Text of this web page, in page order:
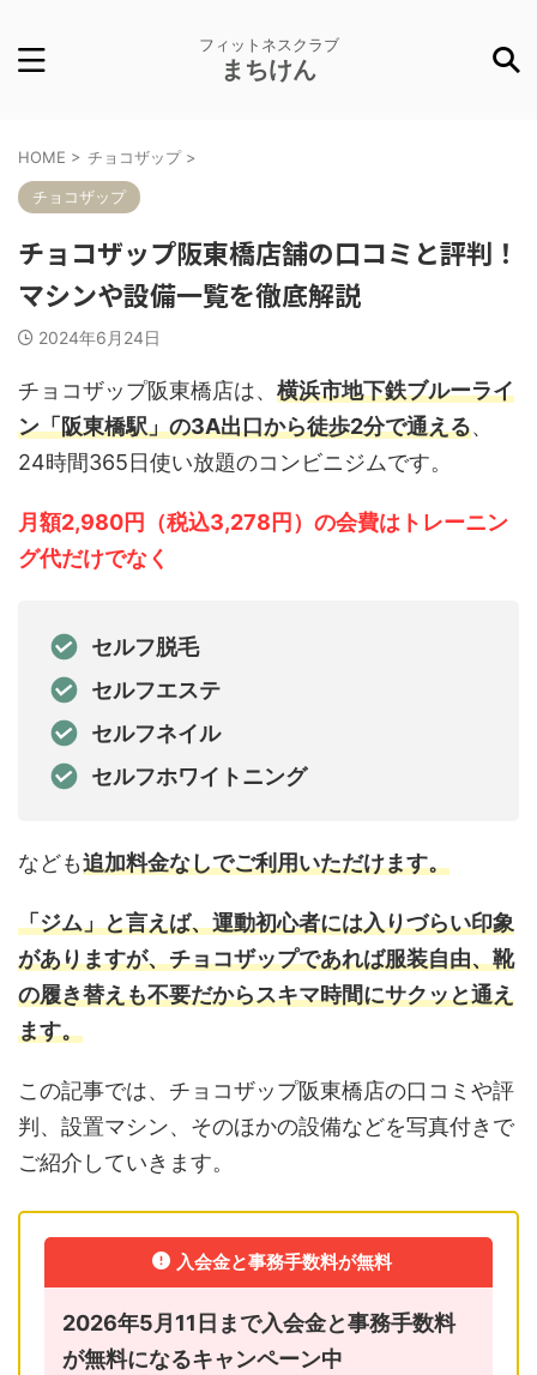
フィットネスクラブ
まちけん
HOME > チョコザップ >
チョコザップ
チョコザップ阪東橋店舗の口コミと評判！
マシンや設備一覧を徹底解説
2024年6月24日
チョコザップ阪東橋店は、 横浜市地下鉄ブルーライ
ン「阪東橋駅」の3A出口から徒歩2分で通える、
24時間365日使い放題のコンビニジムです。
月額2,980円（税込3,278円）の会費はトレーニン
グ代だけでなく
セルフ脱毛
セルフエステ
セルフネイル
セルフホワイトニング
なども追加料金なしでご利用いただけます。
「ジム」と言えば、運動初心者には入りづらい印象
がありますが、チョコザップであれば服装自由、靴
の履き替えも不要だからスキマ時間にサクッと通え
ます。
この記事では、チョコザップ阪東橋店の口コミや評
判、設置マシン、そのほかの設備などを写真付きで
ご紹介していきます。
入会金と事務手数料が無料
2026年5月11日まで入会金と事務手数料
が無料になるキャンペーン中